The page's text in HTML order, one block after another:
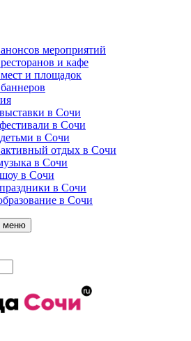
мероприятий
и кафе
и площадок
в Сочи
в Сочи
в Сочи
отдых в Сочи
в Сочи
в Сочи
в Сочи
в Сочи
меню